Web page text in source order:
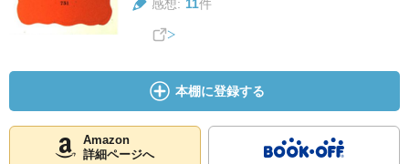
感想: 11件
本棚に登録する
Amazon
詳細ページへ